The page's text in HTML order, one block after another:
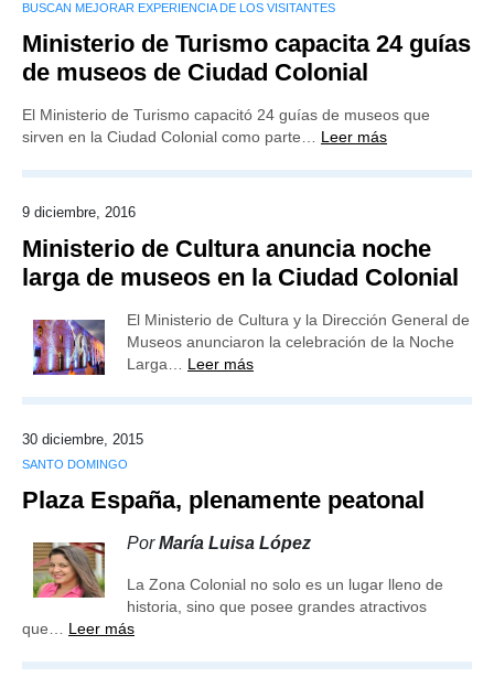
BUSCAN MEJORAR EXPERIENCIA DE LOS VISITANTES
Ministerio de Turismo capacita 24 guías
de museos de Ciudad Colonial
El Ministerio de Turismo capacitó 24 guías de museos que
sirven en la Ciudad Colonial como parte… Leer más
9 diciembre, 2016
Ministerio de Cultura anuncia noche
larga de museos en la Ciudad Colonial
El Ministerio de Cultura y la Dirección General de
Museos anunciaron la celebración de la Noche
Larga… Leer más
30 diciembre, 2015
SANTO DOMINGO
Plaza España, plenamente peatonal
PorMaría Luisa López
La Zona Colonial no solo es un lugar lleno de
historia, sino que posee grandes atractivos
que… Leer más